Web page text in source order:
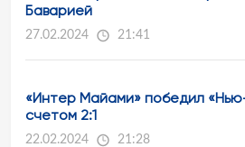
Баварией
27.02.2024 21:41
«Интер Майами» победил
счетом 2:1
22.02.2024 21:28